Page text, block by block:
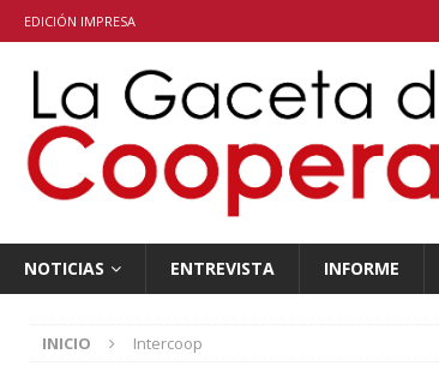
EDICIÓN IMPRESA
NOTICIAS ENTREVISTA INFORME
INICIO Intercoop